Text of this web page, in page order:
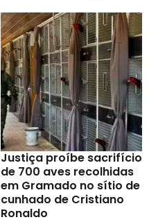
Justiça proíbe sacrifício
de 700 aves recolhidas
em Gramado no sítio de
cunhado de Cristiano
Ronaldo